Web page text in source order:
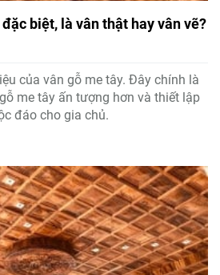
biệt, là vân thật hay vân vẽ?
của vân gỗ me tây. Đây chính là
me tây ấn tượng hơn và thiết lập
đáo cho gia chủ.